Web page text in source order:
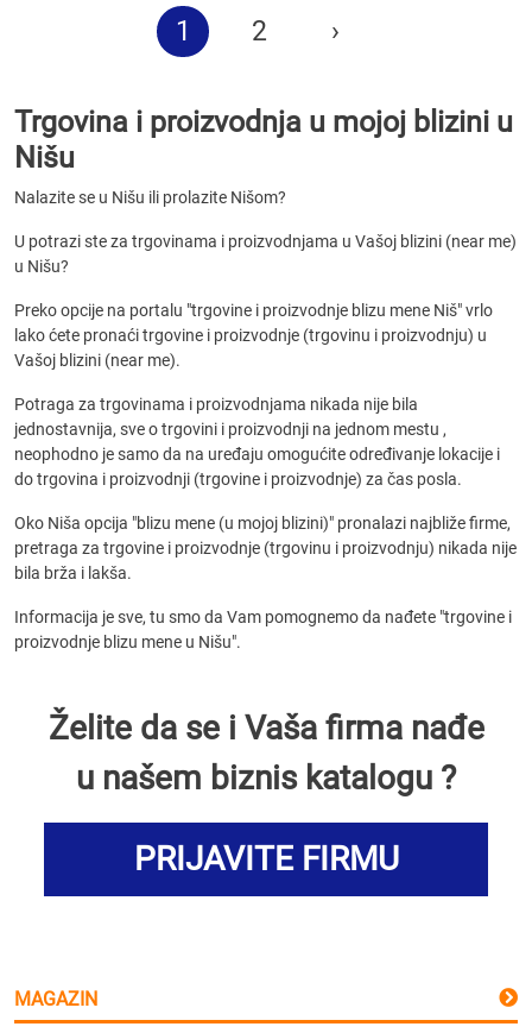
1 2 ›
Trgovina i proizvodnja u mojoj blizini u
Nišu
Nalazite se u Nišu ili prolazite Nišom?
U potrazi ste za trgovinama i proizvodnjama u Vašoj blizini (near me)
u Nišu?
Preko opcije na portalu "trgovine i proizvodnje blizu mene Niš" vrlo
lako ćete pronaći trgovine i proizvodnje (trgovinu i proizvodnju) u
Vašoj blizini (near me).
Potraga za trgovinama i proizvodnjama nikada nije bila
jednostavnija, sve o trgovini i proizvodnji na jednom mestu ,
neophodno je samo da na uređaju omogućite određivanje lokacije i
do trgovina i proizvodnji (trgovine i proizvodnje) za čas posla.
Oko Niša opcija "blizu mene (u mojoj blizini)" pronalazi najbliže firme,
pretraga za trgovine i proizvodnje (trgovinu i proizvodnju) nikada nije
bila brža i lakša.
Informacija je sve, tu smo da Vam pomognemo da nađete "trgovine i
proizvodnje blizu mene u Nišu".
Želite da se i Vaša firma nađe
u našem biznis katalogu ?
PRIJAVITE FIRMU
MAGAZIN